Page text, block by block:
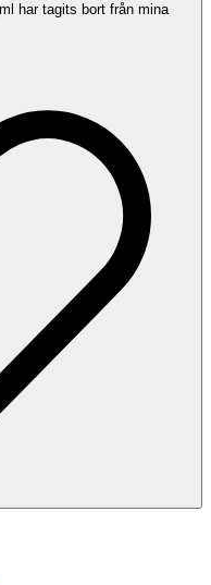
har tagits bort från mina